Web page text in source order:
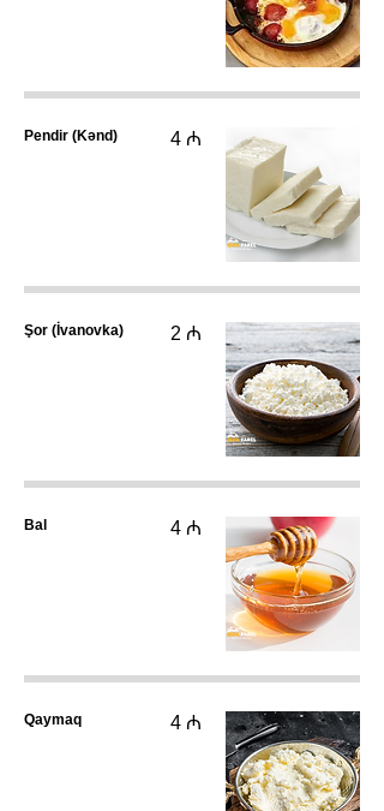
Pendir (Kənd) 4 ₼
Şor (İvanovka) 2 ₼
Bal 4 ₼
Qaymaq 4 ₼